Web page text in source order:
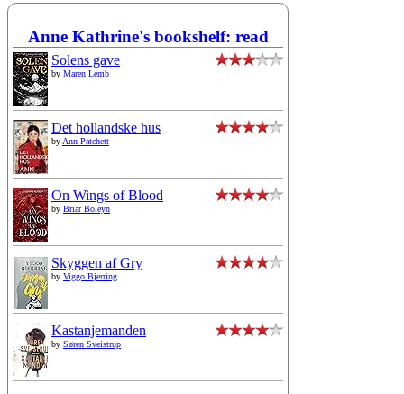
Anne Kathrine's bookshelf: read
Solens gave
by Maren Lemb
Det hollandske hus
byAnn Patchett
On Wings of Blood
by Briar Boleyn
Skyggen af Gry
by Viggo Bjerring
Kastanjemanden
by Søren Sveistrup